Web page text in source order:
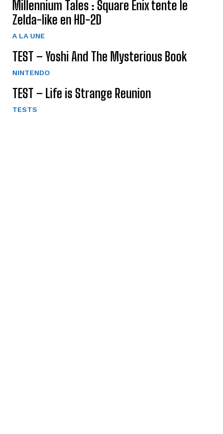
Millennium Tales : Square Enix tente le
Zelda-like en HD-2D
A LA UNE
TEST – Yoshi And The Mysterious Book
NINTENDO
TEST – Life is Strange Reunion
TESTS